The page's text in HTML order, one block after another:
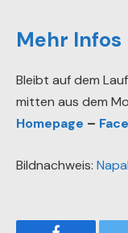
Mehr Infos
Bleibt auf dem
mitten aus dem
Homepage –
Bildnachweis: